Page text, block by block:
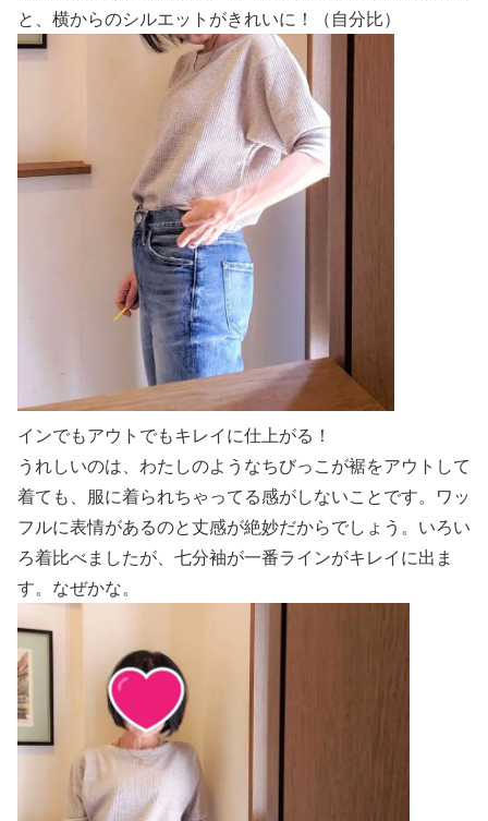
と、横からのシルエットがきれいに！（自分比）
インでもアウトでもキレイに仕上がる！
うれしいのは、わたしのようなちびっこが裾をアウトして
着ても、服に着られちゃってる感がしないことです。ワッ
フルに表情があるのと丈感が絶妙だからでしょう。いろい
ろ着比べましたが、七分袖が一番ラインがキレイに出ま
す。なぜかな。